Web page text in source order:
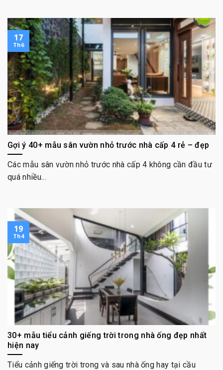
Gợi ý 40+ mẫu sân vườn nhỏ trước nhà cấp 4 rẻ – đẹp
Các mẫu sân vườn nhỏ trước nhà cấp 4 không cần đầu tư
quá nhiều...
17
Th6
30+ mẫu tiểu cảnh giếng trời trong nhà ống đẹp nhất
hiện nay
Tiểu cảnh giếng trời trong và sau nhà ống hay tại cầu
19
Th4